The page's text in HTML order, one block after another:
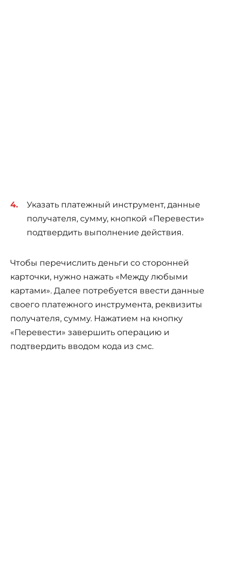
Указать платежный инструмент, данные
получателя, сумму, кнопкой «Перевести»
подтвердить выполнение действия.
Чтобы перечислить деньги со сторонней
карточки, нужно нажать «Между любыми
картами». Далее потребуется ввести данные
своего платежного инструмента, реквизиты
получателя, сумму. Нажатием на кнопку
«Перевести» завершить операцию и
подтвердить вводом кода из смс.